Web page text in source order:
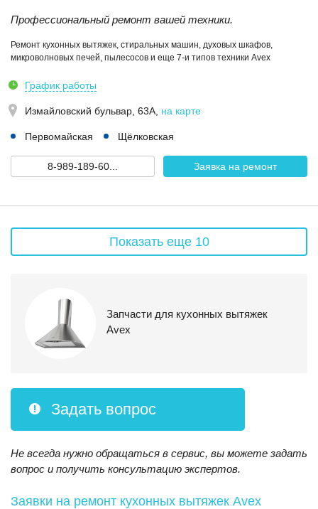
Профессиональный ремонт вашей техники.
Ремонт кухонных вытяжек, стиральных машин, духовых шкафов,
микроволновых печей, пылесосов и еще 7-и типов техники Avex
График работы
Измайловский бульвар, 63А на карте
Первомайская Щёлковская
8-989-189-60... Заявка на ремонт
Показать еще 10
Запчасти для кухонных вытяжек
Avex
Задать вопрос
Не всегда нужно обращаться в сервис, вы можете задать
вопрос и получить консультацию экспертов.
Заявки на ремонт кухонных вытяжек Avex